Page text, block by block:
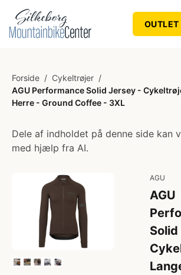
OUTLET
Forside / Cykeltrøjer /
AGU Performance Solid Jersey -
Herre - Ground Coffee - 3XL
Dele af indholdet på denne side kan
med hjælp fra AI.
AGU
AGU